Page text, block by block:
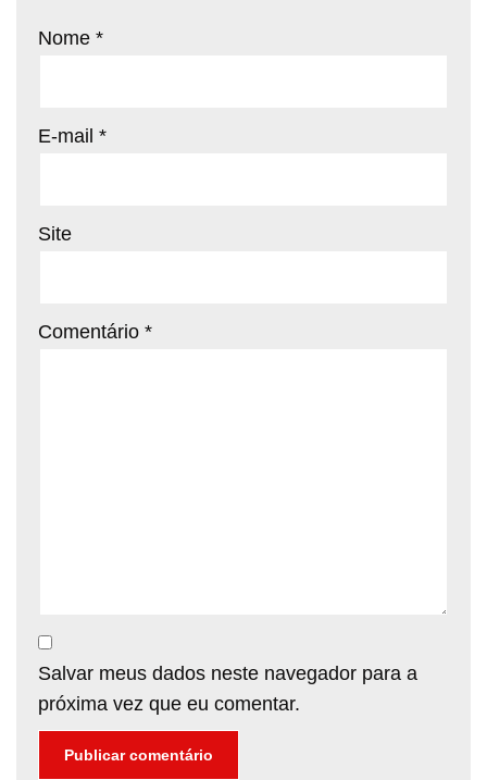
Nome *
E-mail *
Site
Comentário *
Salvar meus dados neste navegador para a
próxima vez que eu comentar.